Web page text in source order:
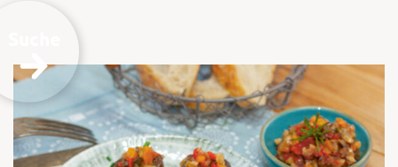
Kontakt